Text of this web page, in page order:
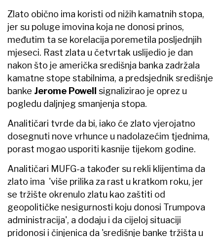
Zlato obično ima koristi od nižih kamatnih stopa,
jer su poluge imovina koja ne donosi prinos,
međutim ta se korelacija poremetila posljednjih
mjeseci. Rast zlata u četvrtak uslijedio je dan
nakon što je američka središnja banka zadržala
kamatne stope stabilnima, a predsjednik središnje
banke Jerome Powell signalizirao je oprez u
pogledu daljnjeg smanjenja stopa.
Analitičari tvrde da bi, iako će zlato vjerojatno
dosegnuti nove vrhunce u nadolazećim tjednima,
porast mogao usporiti kasnije tijekom godine.
Analitičari MUFG-a također su rekli klijentima da
zlato ima 'više prilika za rast u kratkom roku, jer
se tržište okrenulo zlatu kao zaštiti od
geopolitičke nesigurnosti koju donosi Trumpova
administracija', a dodaju i da cijeloj situaciji
pridonosi i činjenica da 'središnje banke tržišta u